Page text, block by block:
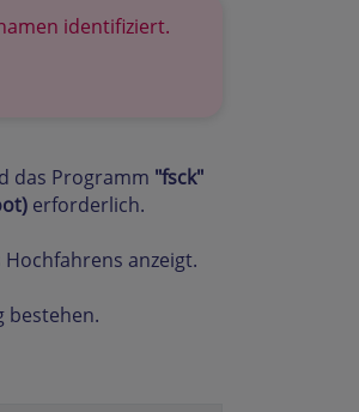
identifiziert.
das Programm "fsck"
erforderlich.
anzeigt.
bestehen.